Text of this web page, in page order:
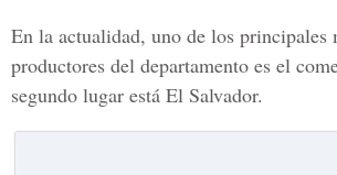
En la actualidad, uno de los principales
productores del departamento es el
segundo lugar está El Salvador.